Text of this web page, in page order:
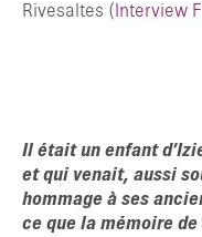
Rivesaltes ( Interview
Il était un enfant
et qui venait, aussi
hommage à ses
ce que la mémoire